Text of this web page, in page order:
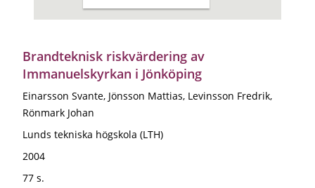
Brandteknisk riskvärdering av
Immanuelskyrkan i Jönköping
Einarsson Svante, Jönsson Mattias, Levinsson Fredrik,
Rönmark Johan
Lunds tekniska högskola (LTH)
2004
77 s.